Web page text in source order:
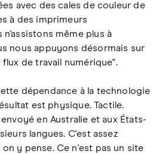
avec des cales de couleur de
à des imprimeurs
n'assistons même plus à
nous appuyons désormais sur
de travail numérique".
dépendance à la technologie
est physique. Tactile.
en Australie et aux États-
langues. C'est assez
y pense. Ce n'est pas un site